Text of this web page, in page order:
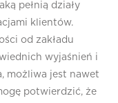
pełnią działy
klientów.
od zakładu
wyjaśnień i
możliwa jest nawet
potwierdzić, że